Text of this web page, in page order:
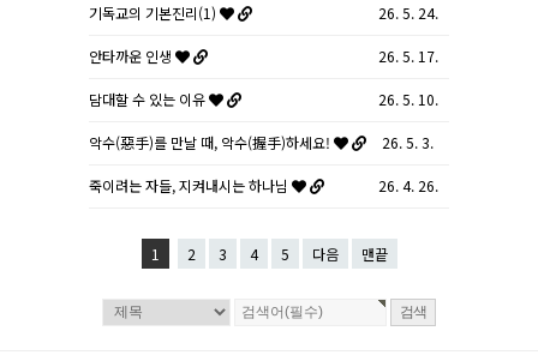
기독교의 기본진리(1) 26. 5. 24.
안타까운 인생 26. 5. 17.
담대할 수 있는 이유 26. 5. 10.
악수(惡手)를 만날 때, 악수(握手)하세요! 26. 5. 3.
죽이려는 자들, 지켜내시는 하나님 26. 4. 26.
1 2 3 4 5 다음 맨끝